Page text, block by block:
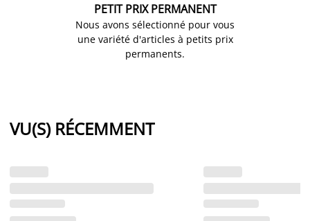
PETIT PRIX PERMANENT
Nous avons sélectionné pour vous
une variété d'articles à petits prix
permanents.
VU(S) RÉCEMMENT